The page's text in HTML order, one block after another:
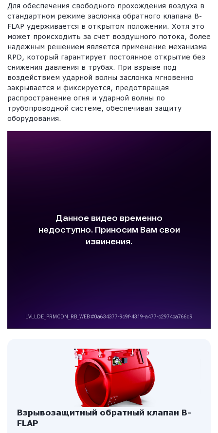
Для обеспечения свободного прохождения воздуха в
стандартном режиме заслонка обратного клапана B-
FLAP удерживается в открытом положении. Хотя это
может происходить за счет воздушного потока, более
надежным решением является применение механизма
RPD, который гарантирует постоянное открытие без
снижения давления в трубах. При взрыве под
воздействием ударной волны заслонка мгновенно
закрывается и фиксируется, предотвращая
распространение огня и ударной волны по
трубопроводной системе, обеспечивая защиту
оборудования.
Взрывозащитный обратный клапан B-
FLAP